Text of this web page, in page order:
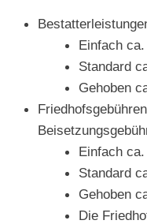
Einfach
Standard
Gehoben
Einfach
Standard
Gehoben
Die